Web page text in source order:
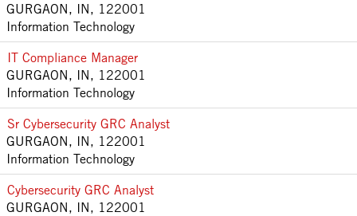
GURGAON, IN, 122001
Information Technology
IT Compliance Manager
GURGAON, IN, 122001
Information Technology
Sr Cybersecurity GRC Analyst
GURGAON, IN, 122001
Information Technology
Cybersecurity GRC Analyst
GURGAON, IN, 122001